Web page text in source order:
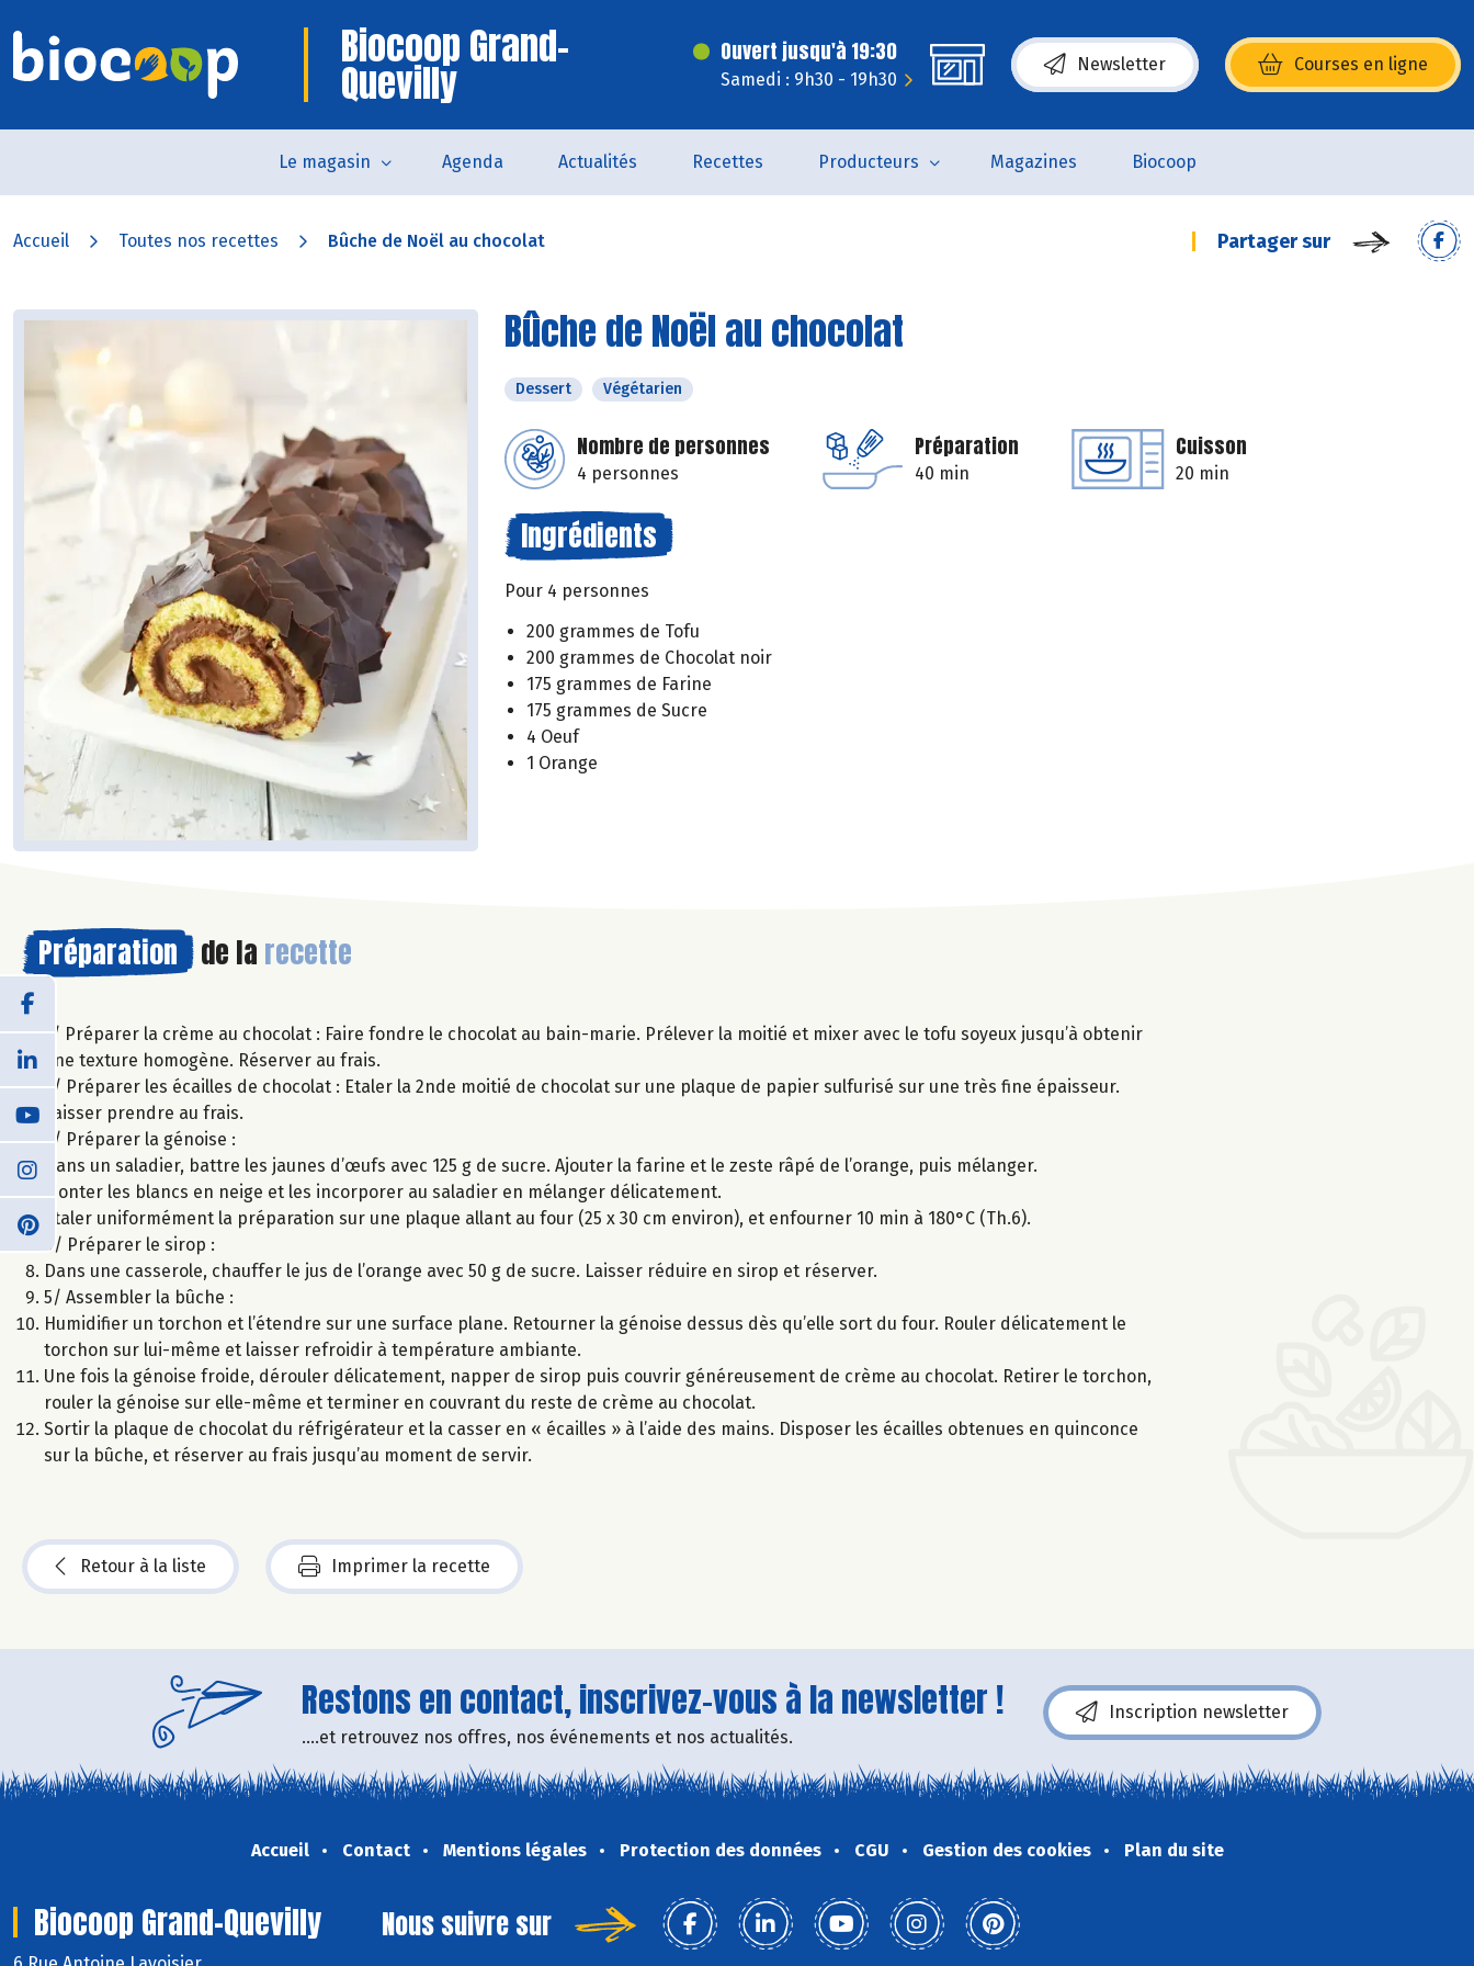
Biocoop Grand-
Quevilly
Ouvert jusqu'à 19:30
Samedi : 9h30 - 19h30
Newsletter Courses en ligne
(s’ouvre dans une nouvelle fenêtre)
Le magasin Agenda Actualités Recettes Producteurs Magazines Biocoop
Accueil Toutes nos recettes Bûche de Noël au chocolat Partager sur
Bûche de Noël au chocolat
Dessert Végétarien
Nombre de personnes
4 personnes
Préparation
40 min
Cuisson
20 min
Ingrédients
Pour 4 personnes
200 grammes de Tofu
200 grammes de Chocolat noir
175 grammes de Farine
175 grammes de Sucre
4 Oeuf
1 Orange
Préparation de la recette
1/ Préparer la crème au chocolat : Faire fondre le chocolat au bain-marie. Prélever la moitié et mixer avec le tofu soyeux jusqu’à obtenir
une texture homogène. Réserver au frais.
2/ Préparer les écailles de chocolat : Etaler la 2nde moitié de chocolat sur une plaque de papier sulfurisé sur une très fine épaisseur.
Laisser prendre au frais.
3/ Préparer la génoise :
Dans un saladier, battre les jaunes d’œufs avec 125 g de sucre. Ajouter la farine et le zeste râpé de l’orange, puis mélanger.
Monter les blancs en neige et les incorporer au saladier en mélanger délicatement.
Étaler uniformément la préparation sur une plaque allant au four (25 x 30 cm environ), et enfourner 10 min à 180°C (Th.6).
4/ Préparer le sirop :
Dans une casserole, chauffer le jus de l’orange avec 50 g de sucre. Laisser réduire en sirop et réserver.
5/ Assembler la bûche :
Humidifier un torchon et l’étendre sur une surface plane. Retourner la génoise dessus dès qu’elle sort du four. Rouler délicatement le
torchon sur lui-même et laisser refroidir à température ambiante.
Une fois la génoise froide, dérouler délicatement, napper de sirop puis couvrir généreusement de crème au chocolat. Retirer le torchon,
rouler la génoise sur elle-même et terminer en couvrant du reste de crème au chocolat.
Sortir la plaque de chocolat du réfrigérateur et la casser en « écailles » à l’aide des mains. Disposer les écailles obtenues en quinconce
sur la bûche, et réserver au frais jusqu’au moment de servir.
Retour à la liste Imprimer la recette
Restons en contact, inscrivez-vous à la newsletter !
....et retrouvez nos offres, nos événements et nos actualités.
Inscription newsletter
Accueil Contact Mentions légales Protection des données CGU Gestion des cookies Plan du site
Biocoop Grand-Quevilly Nous suivre sur